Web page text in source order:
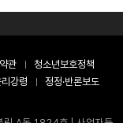
관
청소년보호정책
강령
정정·반론보도